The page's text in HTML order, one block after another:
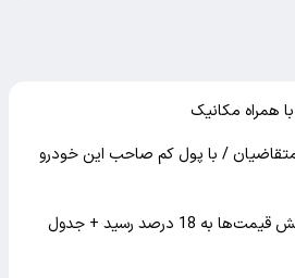
همراه‌ مکانیک
متقاضیان / با پول کم صاحب این خودرو
بازار خودرو در رکود! / کاهش قیمت‌ها به 18 درصد رسید + جدول